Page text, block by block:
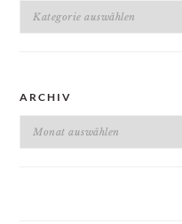
Kategorien
ARCHIV
Archiv